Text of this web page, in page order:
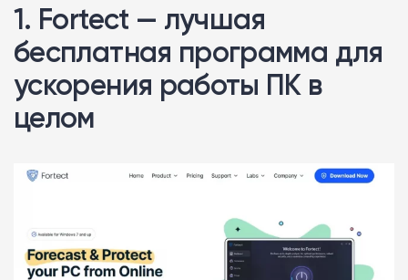
1. Fortect — лучшая
бесплатная программа для
ускорения работы ПК в
целом